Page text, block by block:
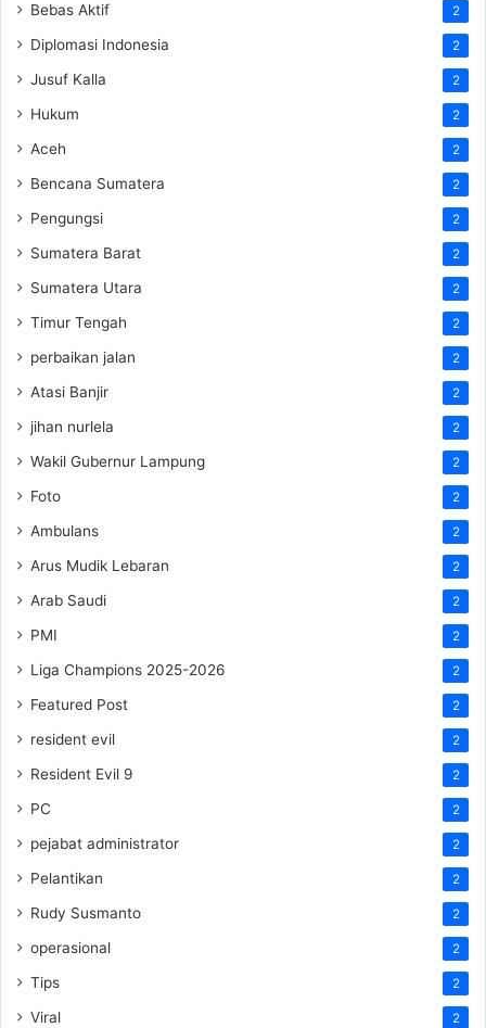
Bebas Aktif 2
Diplomasi Indonesia 2
Jusuf Kalla 2
Hukum 2
Aceh 2
Bencana Sumatera 2
Pengungsi 2
Sumatera Barat 2
Sumatera Utara 2
Timur Tengah 2
perbaikan jalan 2
Atasi Banjir 2
jihan nurlela 2
Wakil Gubernur Lampung 2
Foto 2
Ambulans 2
Arus Mudik Lebaran 2
Arab Saudi 2
PMI 2
Liga Champions 2025-2026 2
Featured Post 2
resident evil 2
Resident Evil 9 2
PC 2
pejabat administrator 2
Pelantikan 2
Rudy Susmanto 2
operasional 2
Tips 2
Viral 2